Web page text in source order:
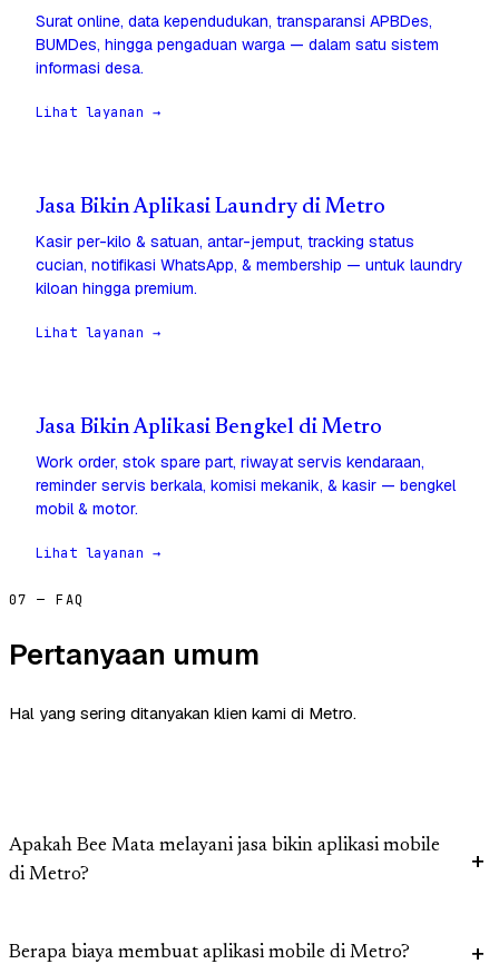
Surat online, data kependudukan, transparansi APBDes,
BUMDes, hingga pengaduan warga — dalam satu sistem
informasi desa.
Lihat layanan →
Jasa Bikin Aplikasi Laundry di Metro
Kasir per-kilo & satuan, antar-jemput, tracking status
cucian, notifikasi WhatsApp, & membership — untuk laundry
kiloan hingga premium.
Lihat layanan →
Jasa Bikin Aplikasi Bengkel di Metro
Work order, stok spare part, riwayat servis kendaraan,
reminder servis berkala, komisi mekanik, & kasir — bengkel
mobil & motor.
Lihat layanan →
07 — FAQ
Pertanyaan umum
Hal yang sering ditanyakan klien kami di Metro.
Apakah Bee Mata melayani jasa bikin aplikasi mobile
di Metro?
Berapa biaya membuat aplikasi mobile di Metro?